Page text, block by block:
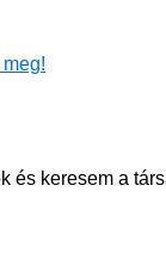
és keresem a